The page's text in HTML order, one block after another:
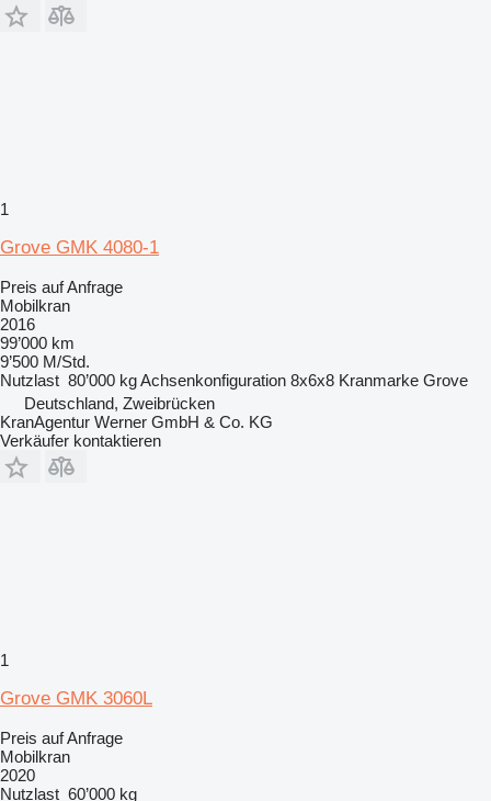
1
Grove GMK 4080-1
Preis auf Anfrage
Mobilkran
2016
99’000 km
9’500 M/Std.
Nutzlast 80’000 kgAchsenkonfiguration 8x6x8 Kranmarke Grove
Deutschland, Zweibrücken
KranAgentur Werner GmbH & Co. KG
Verkäufer kontaktieren
1
Grove GMK 3060L
Preis auf Anfrage
Mobilkran
2020
Nutzlast 60’000 kg